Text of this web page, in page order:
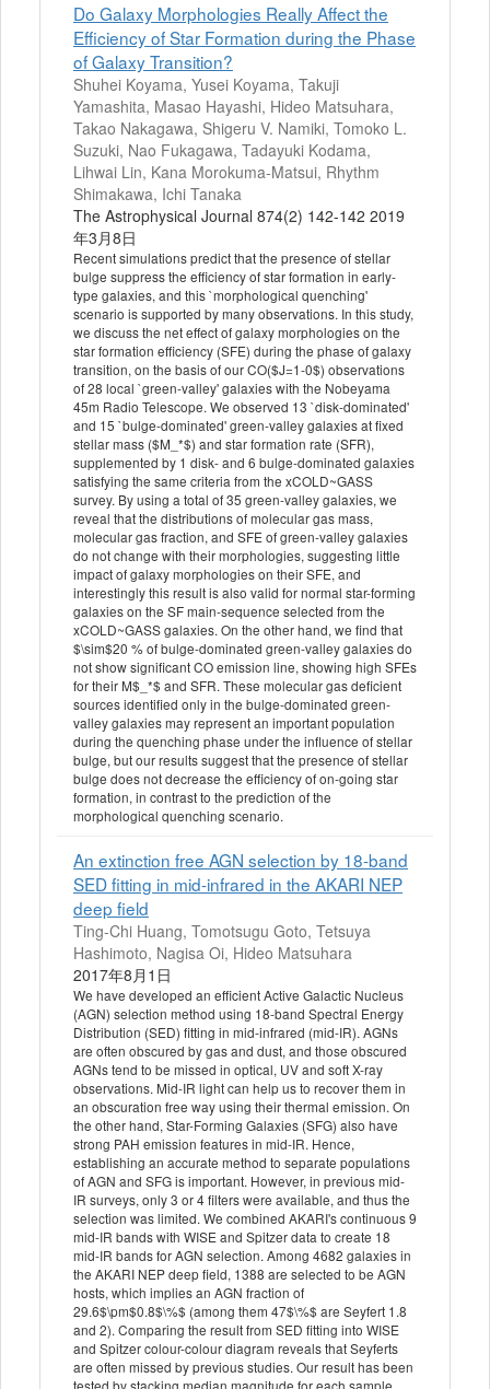
Do Galaxy Morphologies Really Affect the
Efficiency of Star Formation during the Phase
of Galaxy Transition?
Shuhei Koyama, Yusei Koyama, Takuji
Yamashita, Masao Hayashi, Hideo Matsuhara,
Takao Nakagawa, Shigeru V. Namiki, Tomoko L.
Suzuki, Nao Fukagawa, Tadayuki Kodama,
Lihwai Lin, Kana Morokuma-Matsui, Rhythm
Shimakawa, Ichi Tanaka
The Astrophysical Journal 874(2) 142-142 2019
年3月8日
Recent simulations predict that the presence of stellar
bulge suppress the efficiency of star formation in early-
type galaxies, and this `morphological quenching'
scenario is supported by many observations. In this study,
we discuss the net effect of galaxy morphologies on the
star formation efficiency (SFE) during the phase of galaxy
transition, on the basis of our CO($J=1-0$) observations
of 28 local `green-valley' galaxies with the Nobeyama
45m Radio Telescope. We observed 13 `disk-dominated'
and 15 `bulge-dominated' green-valley galaxies at fixed
stellar mass ($M_*$) and star formation rate (SFR),
supplemented by 1 disk- and 6 bulge-dominated galaxies
satisfying the same criteria from the xCOLD~GASS
survey. By using a total of 35 green-valley galaxies, we
reveal that the distributions of molecular gas mass,
molecular gas fraction, and SFE of green-valley galaxies
do not change with their morphologies, suggesting little
impact of galaxy morphologies on their SFE, and
interestingly this result is also valid for normal star-forming
galaxies on the SF main-sequence selected from the
xCOLD~GASS galaxies. On the other hand, we find that
$\sim$20 % of bulge-dominated green-valley galaxies do
not show significant CO emission line, showing high SFEs
for their M$_*$ and SFR. These molecular gas deficient
sources identified only in the bulge-dominated green-
valley galaxies may represent an important population
during the quenching phase under the influence of stellar
bulge, but our results suggest that the presence of stellar
bulge does not decrease the efficiency of on-going star
formation, in contrast to the prediction of the
morphological quenching scenario.
An extinction free AGN selection by 18-band
SED fitting in mid-infrared in the AKARI NEP
deep field
Ting-Chi Huang, Tomotsugu Goto, Tetsuya
Hashimoto, Nagisa Oi, Hideo Matsuhara
2017年8月1日
We have developed an efficient Active Galactic Nucleus
(AGN) selection method using 18-band Spectral Energy
Distribution (SED) fitting in mid-infrared (mid-IR). AGNs
are often obscured by gas and dust, and those obscured
AGNs tend to be missed in optical, UV and soft X-ray
observations. Mid-IR light can help us to recover them in
an obscuration free way using their thermal emission. On
the other hand, Star-Forming Galaxies (SFG) also have
strong PAH emission features in mid-IR. Hence,
establishing an accurate method to separate populations
of AGN and SFG is important. However, in previous mid-
IR surveys, only 3 or 4 filters were available, and thus the
selection was limited. We combined AKARI's continuous 9
mid-IR bands with WISE and Spitzer data to create 18
mid-IR bands for AGN selection. Among 4682 galaxies in
the AKARI NEP deep field, 1388 are selected to be AGN
hosts, which implies an AGN fraction of
29.6$\pm$0.8$\%$ (among them 47$\%$ are Seyfert 1.8
and 2). Comparing the result from SED fitting into WISE
and Spitzer colour-colour diagram reveals that Seyferts
are often missed by previous studies. Our result has been